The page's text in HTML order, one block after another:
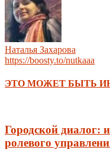
Наталья Захарова
https://boosty.to/nutkaaa
ЭТО МОЖЕТ БЫТЬ
Городской диалог:
ролевого